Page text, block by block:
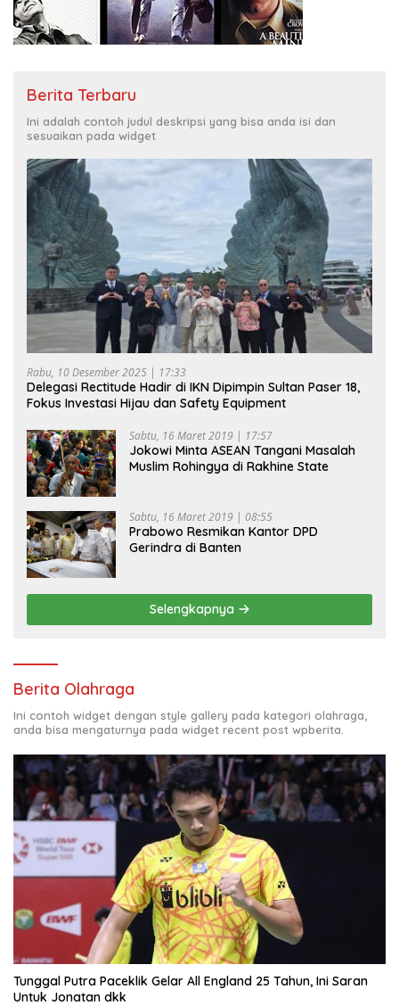
Berita Terbaru
Ini adalah contoh judul deskripsi yang bisa anda isi dan
sesuaikan pada widget
Rabu, 10 Desember 2025 | 17:33
Delegasi Rectitude Hadir di IKN Dipimpin Sultan Paser 18,
Fokus Investasi Hijau dan Safety Equipment
Sabtu, 16 Maret 2019 | 17:57
Jokowi Minta ASEAN Tangani Masalah
Muslim Rohingya di Rakhine State
Sabtu, 16 Maret 2019 | 08:55
Prabowo Resmikan Kantor DPD
Gerindra di Banten
Selengkapnya
Berita Olahraga
Ini contoh widget dengan style gallery pada kategori olahraga,
anda bisa mengaturnya pada widget recent post wpberita.
Tunggal Putra Paceklik Gelar All England 25 Tahun, Ini Saran
Untuk Jonatan dkk